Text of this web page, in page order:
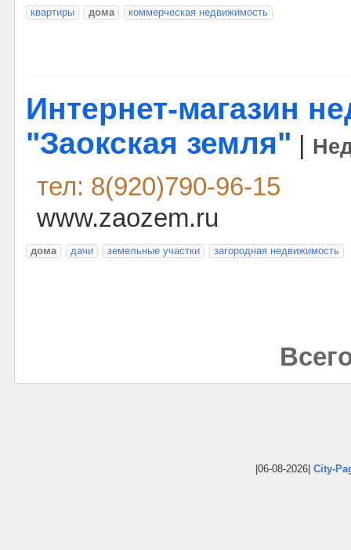
квартиры дома коммерческая недвижимость
Интернет-магазин
"Заокская земля"
тел: 8(920)790-96-15
www.zaozem.ru
дома дачи земельные участки загородная недвижимость
|06-08-2026| City-